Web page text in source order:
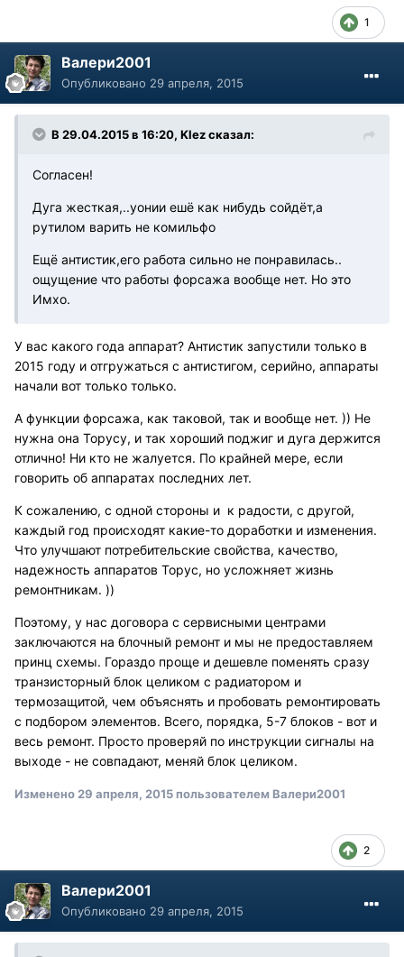
1
Валери2001
Опубликовано 29 апреля, 2015
В 29.04.2015 в 16:20, Klez сказал:
Согласен!
Дуга жесткая,..уонии ешё как нибудь сойдёт,а
рутилом варить не комильфо
Ещё антистик,его работа сильно не понравилась..
ощущение что работы форсажа вообще нет. Но это
Имхо.
У вас какого года аппарат? Антистик запустили только в
2015 году и отгружаться с антистигом, серийно, аппараты
начали вот только только.
А функции форсажа, как таковой, так и вообще нет. )) Не
нужна она Торусу, и так хороший поджиг и дуга держится
отлично! Ни кто не жалуется. По крайней мере, если
говорить об аппаратах последних лет.
К сожалению, с одной стороны и к радости, с другой,
каждый год происходят какие-то доработки и изменения.
Что улучшают потребительские свойства, качество,
надежность аппаратов Торус, но усложняет жизнь
ремонтникам. ))
Поэтому, у нас договора с сервисными центрами
заключаются на блочный ремонт и мы не предоставляем
принц схемы. Гораздо проще и дешевле поменять сразу
транзисторный блок целиком с радиатором и
термозащитой, чем объяснять и пробовать ремонтировать
с подбором элементов. Всего, порядка, 5-7 блоков - вот и
весь ремонт. Просто проверяй по инструкции сигналы на
выходе - не совпадают, меняй блок целиком.
Изменено 29 апреля, 2015пользователем Валери2001
2
Валери2001
Опубликовано 29 апреля, 2015